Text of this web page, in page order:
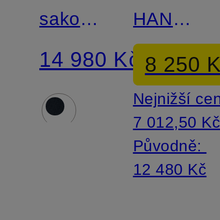
sako
GIRO
Shaped
Fit z
14 980 Kč
Match
HANRY
Slim Fit
8 250
Nejnižší
7 012,50 Kč
Původně:
12 480 Kč